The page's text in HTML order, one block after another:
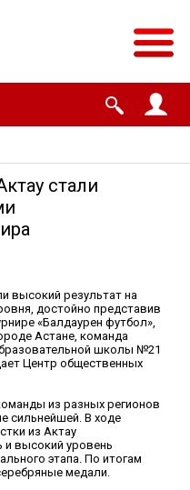
стали
высокий результат на
достойно представив
«Балдаурен футбол»,
Астане, команда
школы №21
Центр общественных
из разных регионов
сильнейшей. В ходе
из Актау
высокий уровень
этапа. По итогам
медали.